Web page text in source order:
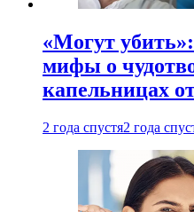
«Могут
мифы о
капельницах
2 года спустя2 года